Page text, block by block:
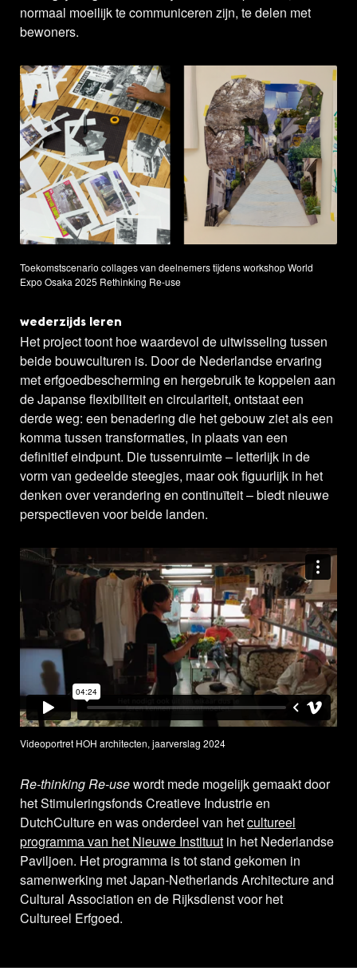
normaal moeilijk te communiceren zijn, te delen met
bewoners.
Toekomstscenario collages van deelnemers tijdens workshop World
Expo Osaka 2025 Rethinking Re-use
wederzijds leren
Het project toont hoe waardevol de uitwisseling tussen
beide bouwculturen is. Door de Nederlandse ervaring
met erfgoedbescherming en hergebruik te koppelen aan
de Japanse flexibiliteit en circulariteit, ontstaat een
derde weg: een benadering die het gebouw ziet als een
komma tussen transformaties, in plaats van een
definitief eindpunt. Die tussenruimte – letterlijk in de
vorm van gedeelde steegjes, maar ook figuurlijk in het
denken over verandering en continuïteit – biedt nieuwe
perspectieven voor beide landen.
Videoportret HOH architecten, jaarverslag 2024
Re-thinking Re-usewordt mede mogelijk gemaakt door
het Stimuleringsfonds Creatieve Industrie en
DutchCulture en was onderdeel van hetcultureel
programma van het Nieuwe Instituut in het Nederlandse
Paviljoen. Het programma is tot stand gekomen in
samenwerking met Japan-Netherlands Architecture and
Cultural Association en de Rijksdienst voor het
Cultureel Erfgoed.